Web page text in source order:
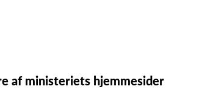
af ministeriets hjemmesider